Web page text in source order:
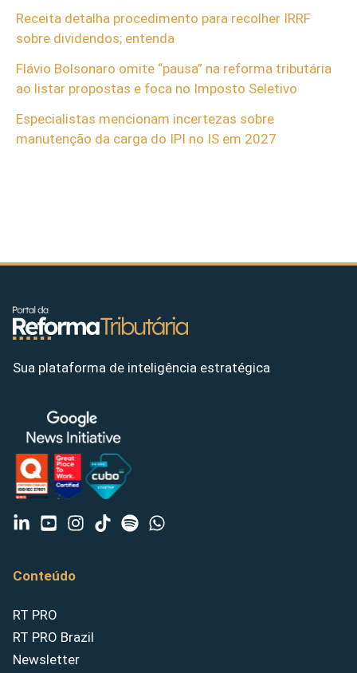
Receita detalha procedimento para recolher IRRF
sobre dividendos; entenda
Flávio Bolsonaro omite “pausa” na reforma tributária
ao listar propostas e foca no Imposto Seletivo
Especialistas mencionam incertezas sobre
manutenção da carga do IPI no IS em 2027
Sua plataforma de inteligência estratégica
Conteúdo
RT PRO
RT PRO Brazil
Newsletter